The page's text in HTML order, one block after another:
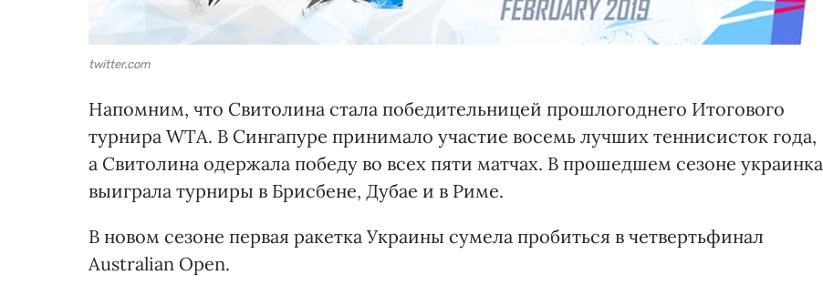
twitter.com
Напомним, что Свитолина стала победительницей прошлогоднего Итогового
турнира WTA. В Сингапуре принимало участие восемь лучших теннисисток года,
а Свитолина одержала победу во всех пяти матчах. В прошедшем сезоне украинка
выиграла турниры в Брисбене, Дубае и в Риме.
В новом сезоне первая ракетка Украины сумела пробиться в четвертьфинал
Australian Open.